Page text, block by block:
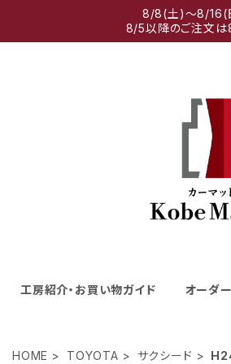
8/8(土)～8/16(
8/5以降のご注文は
工房紹介・お買い物ガイド オーダ
HOME TOYOTA サクシード